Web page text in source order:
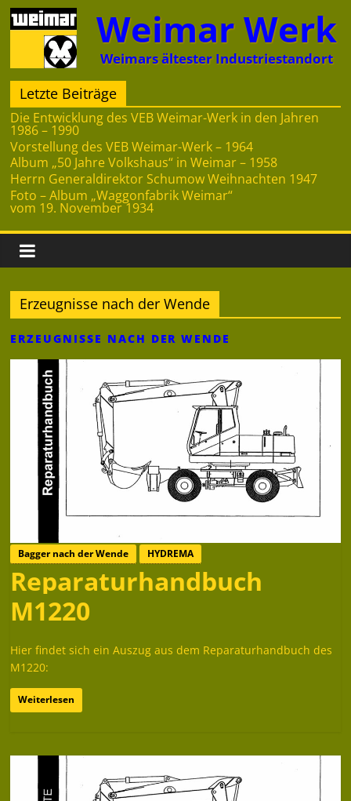
Zum
Inhalt
springen
Weimar Werk
Weimars ältester Industriestandort
Letzte Beiträge
Die Entwicklung des VEB Weimar-Werk in den Jahren
1986 – 1990
Vorstellung des VEB Weimar-Werk – 1964
Album „50 Jahre Volkshaus“ in Weimar – 1958
Herrn Generaldirektor Schumow Weihnachten 1947
Foto – Album „Waggonfabrik Weimar“
vom 19. November 1934
Erzeugnisse nach der Wende
ERZEUGNISSE NACH DER WENDE
Bagger nach der Wende HYDREMA
Reparaturhandbuch
M1220
Hier findet sich ein Auszug aus dem Reparaturhandbuch des
M1220:
Weiterlesen